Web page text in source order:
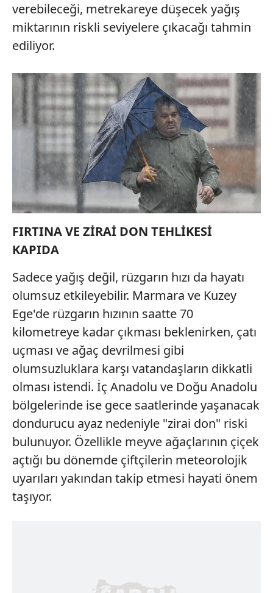
verebileceği, metrekareye düşecek yağış
miktarının riskli seviyelere çıkacağı tahmin
ediliyor.
FIRTINA VE ZİRAİ DON TEHLİKESİ
KAPIDA
Sadece yağış değil, rüzgarın hızı da hayatı
olumsuz etkileyebilir. Marmara ve Kuzey
Ege'de rüzgarın hızının saatte 70
kilometreye kadar çıkması beklenirken, çatı
uçması ve ağaç devrilmesi gibi
olumsuzluklara karşı vatandaşların dikkatli
olması istendi. İç Anadolu ve Doğu Anadolu
bölgelerinde ise gece saatlerinde yaşanacak
dondurucu ayaz nedeniyle "zirai don" riski
bulunuyor. Özellikle meyve ağaçlarının çiçek
açtığı bu dönemde çiftçilerin meteorolojik
uyarıları yakından takip etmesi hayati önem
taşıyor.